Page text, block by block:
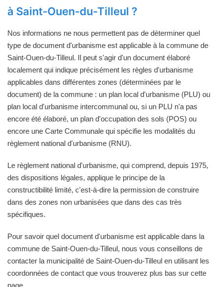
à Saint-Ouen-du-Tilleul ?
Nos informations ne nous permettent pas de déterminer quel
type de document d'urbanisme est applicable à la commune de
Saint-Ouen-du-Tilleul. Il peut s'agir d'un document élaboré
localement qui indique précisément les règles d'urbanisme
applicables dans différentes zones (déterminées par le
document) de la commune : un plan local d'urbanisme (PLU) ou
plan local d'urbanisme intercommunal ou, si un PLU n'a pas
encore été élaboré, un plan d'occupation des sols (POS) ou
encore une Carte Communale qui spécifie les modalités du
règlement national d'urbanisme (RNU).
Le règlement national d'urbanisme, qui comprend, depuis 1975,
des dispositions légales, applique le principe de la
constructibilité limité, c'est-à-dire la permission de construire
dans des zones non urbanisées que dans des cas très
spécifiques.
Pour savoir quel document d'urbanisme est applicable dans la
commune de Saint-Ouen-du-Tilleul, nous vous conseillons de
contacter la municipalité de Saint-Ouen-du-Tilleul en utilisant les
coordonnées de contact que vous trouverez plus bas sur cette
page.